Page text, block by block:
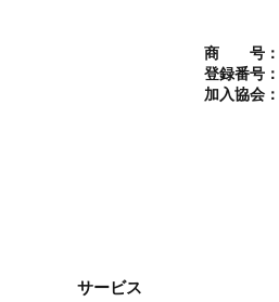
商 号：
登録番号：
加入協会：
サービス